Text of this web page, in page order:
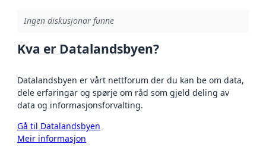
Ingen diskusjonar funne
Kva er Datalandsbyen?
Datalandsbyen er vårt nettforum der du kan be om data,
dele erfaringar og spørje om råd som gjeld deling av
data og informasjonsforvalting.
Gå til Datalandsbyen
Meir informasjon